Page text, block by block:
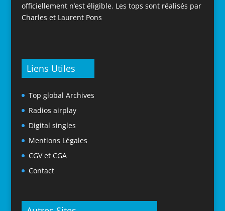
officiellement n’est éligible. Les tops sont réalisés par
Charles et Laurent Pons
Liens Utiles
Top global Archives
Radios airplay
Digital singles
Mentions Légales
CGV et CGA
Contact